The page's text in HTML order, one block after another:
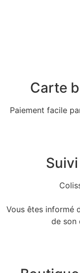
Carte
Paiement facile
Vous êtes informé
de son